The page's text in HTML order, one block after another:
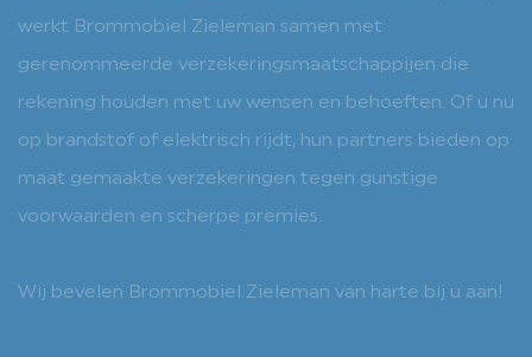
werkt Brommobiel Zieleman samen met
gerenommeerde verzekeringsmaatschappijen die
rekening houden met uw wensen en behoeften. Of u nu
op brandstof of elektrisch rijdt, hun partners bieden op
maat gemaakte verzekeringen tegen gunstige
voorwaarden en scherpe premies.
Wij bevelen Brommobiel Zieleman van harte bij u aan!